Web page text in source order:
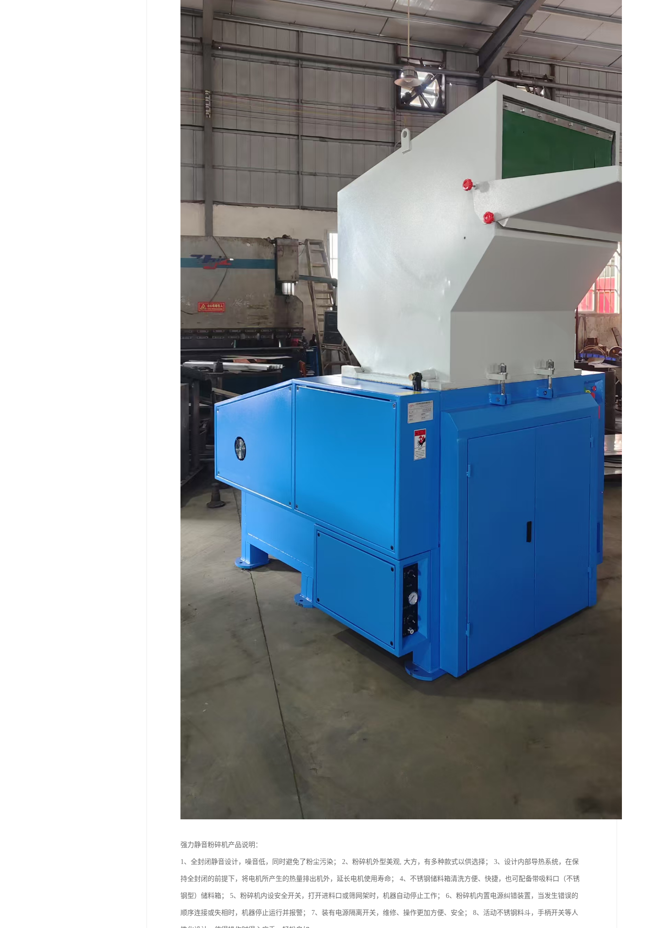
强力静音粉碎机产品说明：
1、全封闭静音设计，噪音低，同时避免了粉尘污染； 2、粉碎机外型美观, 大方，有多种款式以供选择； 3、设计内部导热系统，在保
持全封闭的前提下，将电机所产生的热量排出机外，延长电机使用寿命； 4、不锈钢储料箱清洗方便、快捷，也可配备带吸料口（不锈
钢型）储料箱； 5、粉碎机内设安全开关，打开进料口或筛网架时，机器自动停止工作； 6、粉碎机内置电源纠错装置，当发生错误的
顺序连接或失相时，机器停止运行并报警； 7、装有电源隔离开关，维修、操作更加方便、安全； 8、活动不锈钢料斗，手柄开关等人